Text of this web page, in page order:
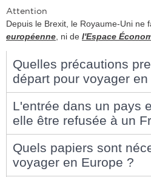
Attention
Depuis le Brexit, le Royaume-Uni ne
européenne , ni de l'Espace
Quelles précautions
départ pour voyager
L'entrée dans un pays
elle être refusée à un
Quels papiers sont
voyager en Europe ?